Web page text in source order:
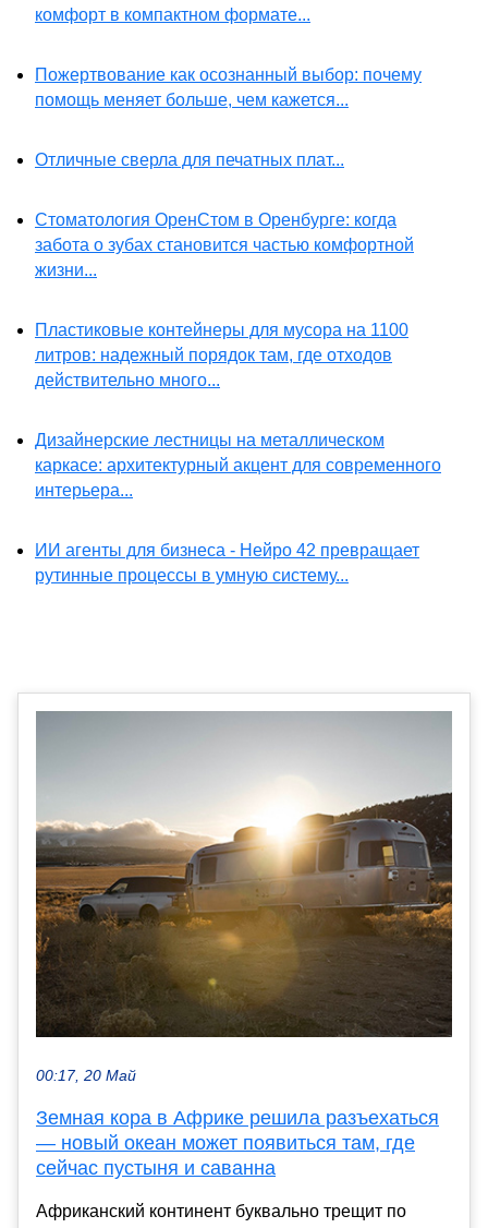
комфорт в компактном формате...
Пожертвование как осознанный выбор: почему
помощь меняет больше, чем кажется...
Отличные сверла для печатных плат...
Стоматология ОренСтом в Оренбурге: когда
забота о зубах становится частью комфортной
жизни...
Пластиковые контейнеры для мусора на 1100
литров: надежный порядок там, где отходов
действительно много...
Дизайнерские лестницы на металлическом
каркасе: архитектурный акцент для современного
интерьера...
ИИ агенты для бизнеса - Нейро 42 превращает
рутинные процессы в умную систему...
00:17, 20 Май
Земная кора в Африке решила разъехаться
— новый океан может появиться там, где
сейчас пустыня и саванна
Африканский континент буквально трещит по